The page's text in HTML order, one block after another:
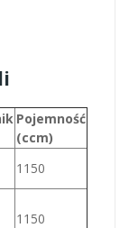
Pojemność
(ccm)
1150
1150